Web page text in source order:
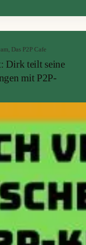
, Das P2P Cafe
Dirk teilt seine
mit P2P-